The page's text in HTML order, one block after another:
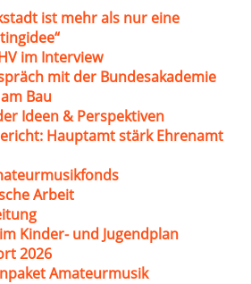
ist mehr als nur eine
im Interview
mit der Bundesakademie
Bau
Ideen & Perspektiven
Hauptamt stärk Ehrenamt
Arbeit
Kinder- und Jugendplan
2026
Amateurmusik